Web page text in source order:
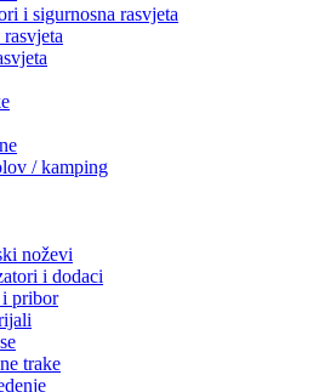
i sigurnosna rasvjeta
/ kamping
noževi
i dodaci
i pribor
trake